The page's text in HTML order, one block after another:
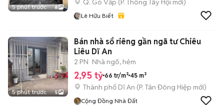
5 phút trước 8
Q. Gò Vấp ( P. Thông Tây Hội mới)
Lê Hữu Biết
5 phút trước 5
Bán nhà sổ riêng gần ngã tư Chiêu
Liêu Dĩ An
2 PN Nhà ngõ, hẻm
2,95 tỷ 66 tr/m² 45 m²
Thành phố Dĩ An (P. Tân Đông Hiệp mới)
Cộng Đồng Nhà Đất